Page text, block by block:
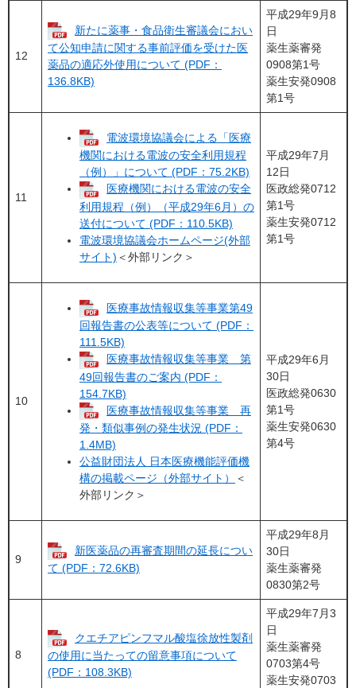
12
新たに薬事・食品衛生審議会におい
て公知申請に関する事前評価を受けた医
薬品の適応外使用について (PDF：
136.8KB)
平成29年9月8
日
薬生薬審発
0908第1号
薬生安発0908
第1号
11
電波環境協議会による「医療
機関における電波の安全利用規程
（例）」について (PDF：75.2KB)
医療機関における電波の安全
利用規程（例）（平成29年6月）の
送付について (PDF：110.5KB)
電波環境協議会ホームページ(外部
サイト) ＜外部リンク＞
平成29年7月
12日
医政総発0712
第1号
薬生安発0712
第1号
10
医療事故情報収集等事業第49
回報告書の公表等について (PDF：
111.5KB)
医療事故情報収集等事業 第
49回報告書のご案内 (PDF：
154.7KB)
医療事故情報収集等事業 再
発・類似事例の発生状況 (PDF：
1.4MB)
公益財団法人 日本医療機能評価機
構の掲載ページ（外部サイト）
＜
外部リンク＞
平成29年6月
30日
医政総発0630
第1号
薬生安発0630
第4号
9
新医薬品の再審査期間の延長につい
て (PDF：72.6KB)
平成29年8月
30日
薬生薬審発
0830第2号
8
クエチアピンフマル酸塩徐放性製剤
の使用に当たっての留意事項について
(PDF：108.3KB)
平成29年7月3
日
薬生薬審発
0703第4号
薬生安発0703